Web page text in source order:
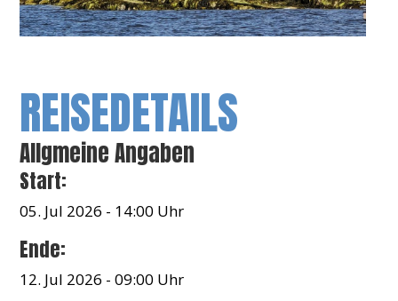
REISEDETAILS
Allgmeine Angaben
Start:
05. Jul 2026 - 14:00 Uhr
Ende:
12. Jul 2026 - 09:00 Uhr